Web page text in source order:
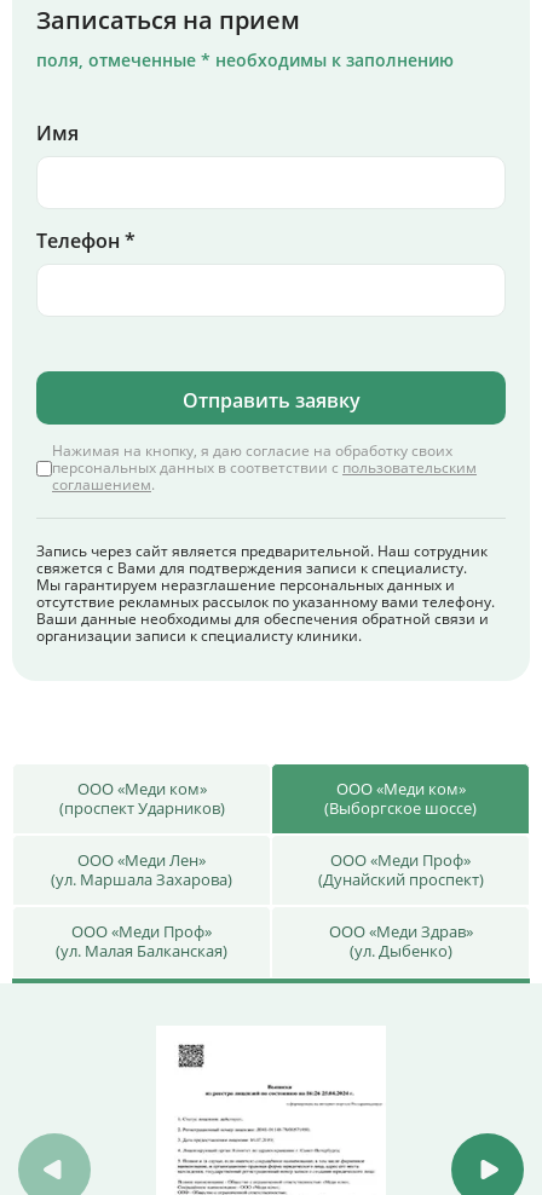
Записаться на прием
поля, отмеченные * необходимы к заполнению
Имя
Телефон *
Отправить заявку
Нажимая на кнопку, я даю согласие на обработку своих
персональных данных в соответствии с пользовательским
соглашением.
Запись через сайт является предварительной. Наш сотрудник
свяжется с Вами для подтверждения записи к специалисту.
Мы гарантируем неразглашение персональных данных и
отсутствие рекламных рассылок по указанному вами телефону.
Ваши данные необходимы для обеспечения обратной связи и
организации записи к специалисту клиники.
ООО «Меди ком»
(проспект Ударников)
ООО «Меди ком»
(Выборгское шоссе)
ООО «Меди Лен»
(ул. Маршала Захарова)
ООО «Меди Проф»
(Дунайский проспект)
ООО «Меди Проф»
(ул. Малая Балканская)
ООО «Меди Здрав»
(ул. Дыбенко)